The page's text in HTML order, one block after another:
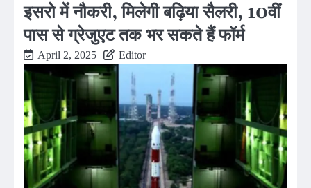
इसरो में नौकरी, मिलेगी बढ़िया सैलरी, 10वीं
पास से ग्रेजुएट तक भर सकते हैं फॉर्म
April 2, 2025 Editor